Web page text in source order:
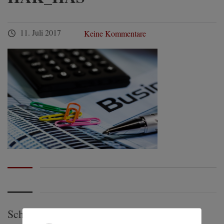
11. Juli 2017 Keine Kommentare
Schreibe einen Kommentar